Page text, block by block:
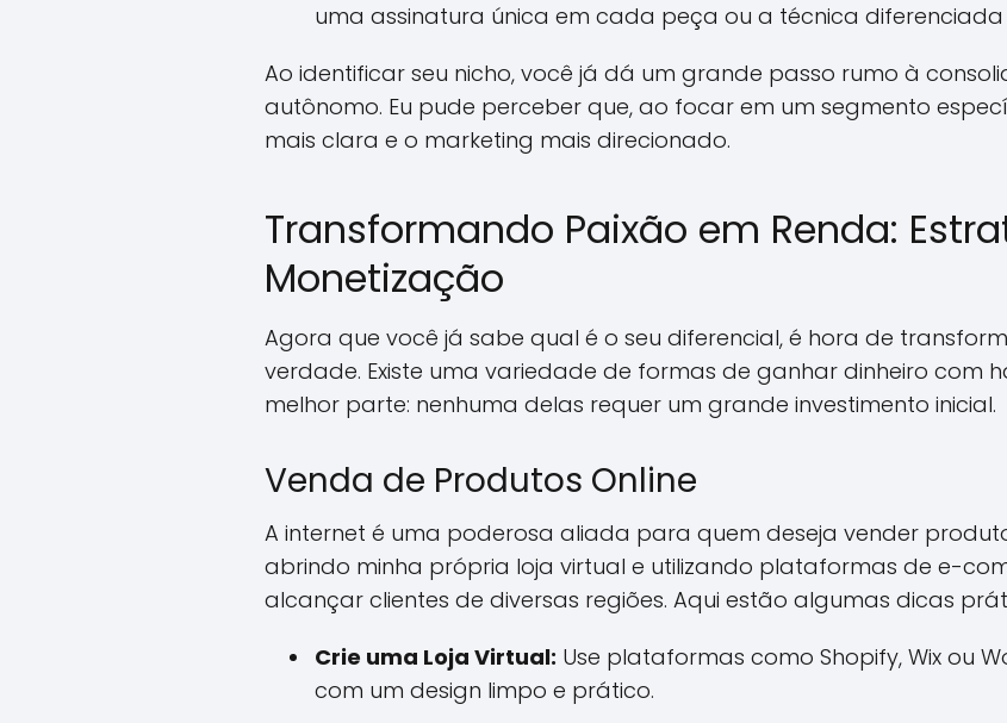
uma assinatura única em cada peça ou a técnica
Ao identificar seu nicho, você já dá um grande passo rumo à
autônomo. Eu pude perceber que, ao focar em um segmento
mais clara e o marketing mais direcionado.
Transformando Paixão em Renda:
Monetização
Agora que você já sabe qual é o seu diferencial, é hora de
verdade. Existe uma variedade de formas de ganhar dinheiro com
melhor parte: nenhuma delas requer um grande investimento inicial.
Venda de Produtos Online
A internet é uma poderosa aliada para quem deseja vender
abrindo minha própria loja virtual e utilizando plataformas de e-
alcançar clientes de diversas regiões. Aqui estão algumas dicas
Crie uma Loja Virtual: Use plataformas como Shopify, Wix ou
com um design limpo e prático.